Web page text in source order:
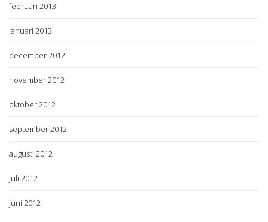
februari 2013
januari 2013
december 2012
november 2012
oktober 2012
september 2012
augusti 2012
juli 2012
juni 2012